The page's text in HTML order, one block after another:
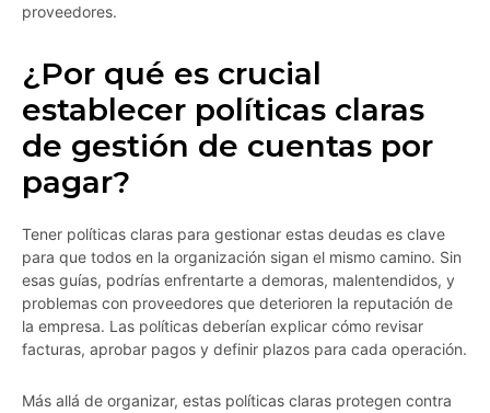
proveedores.
¿Por qué es crucial
establecer políticas claras
de gestión de cuentas por
pagar?
Tener políticas claras para gestionar estas deudas es clave
para que todos en la organización sigan el mismo camino. Sin
esas guías, podrías enfrentarte a demoras, malentendidos, y
problemas con proveedores que deterioren la reputación de
la empresa. Las políticas deberían explicar cómo revisar
facturas, aprobar pagos y definir plazos para cada operación.
Más allá de organizar, estas políticas claras protegen contra